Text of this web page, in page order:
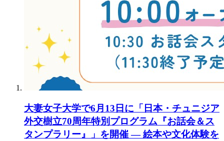
大妻女子大学で6月13日に「日本・チュニジア
外交樹立70周年特別プログラム『お話会＆ス
タンプラリー』」を開催 ― 絵本や文化体験を